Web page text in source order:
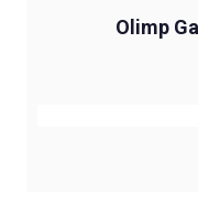
Olimp